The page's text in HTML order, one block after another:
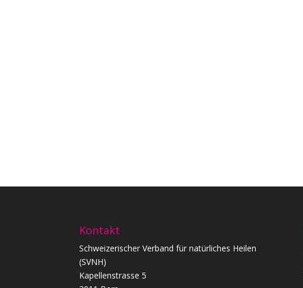
Kontakt
Schweizerischer Verband für natürliches Heilen
(SVNH)
Kapellenstrasse 5